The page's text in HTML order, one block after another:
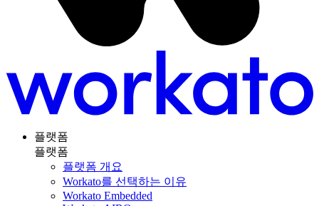
플랫폼
플랫폼
플랫폼 개요
Workato를 선택하는 이유
Workato Embedded